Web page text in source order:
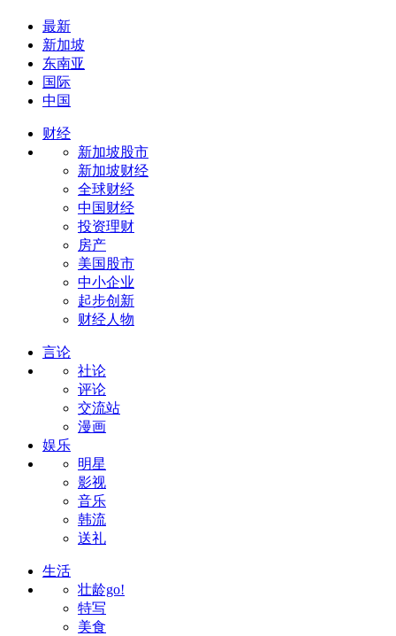
最新
新加坡
东南亚
国际
中国
财经
新加坡股市
新加坡财经
全球财经
中国财经
投资理财
房产
美国股市
中小企业
起步创新
财经人物
言论
社论
评论
交流站
漫画
娱乐
明星
影视
音乐
韩流
送礼
生活
壮龄go!
特写
美食